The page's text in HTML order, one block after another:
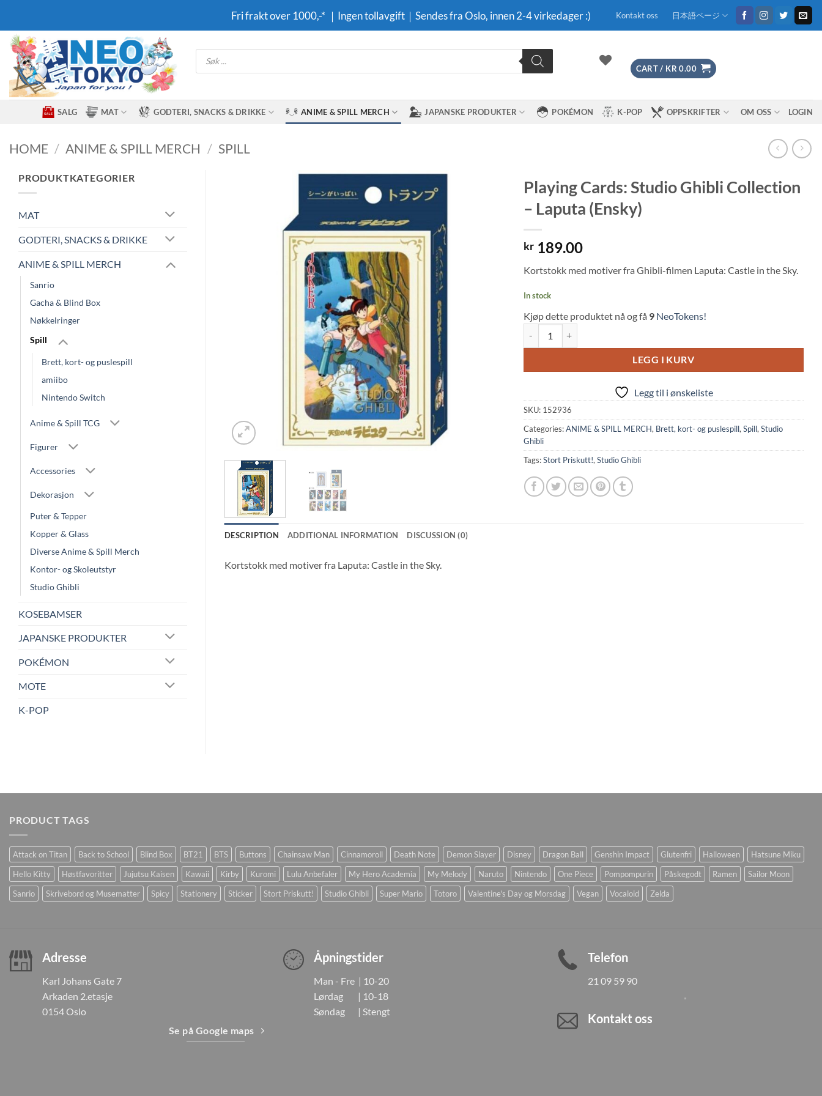
content
Fri frakt over 1000,-* ｜Ingen tollavgift｜Sendes fra Oslo, innen 2-4 virkedager :) Kontakt oss 日本語ページ
Products
search
CART / KR 0.00
SALG MAT GODTERI, SNACKS & DRIKKE ANIME & SPILL MERCH JAPANSKE PRODUKTER POKÉMON K-POP OPPSKRIFTER OM OSS LOGIN
HOME / ANIME & SPILL MERCH / SPILL
PRODUKTKATEGORIER
MAT
GODTERI, SNACKS & DRIKKE
ANIME & SPILL MERCH
Sanrio
Gacha & Blind Box
Nøkkelringer
Spill
Brett, kort- og puslespill
amiibo
Nintendo Switch
Anime & Spill TCG
Figurer
Accessories
Dekorasjon
Puter & Tepper
Kopper & Glass
Diverse Anime & Spill Merch
Kontor- og Skoleutstyr
Studio Ghibli
KOSEBAMSER
JAPANSKE PRODUKTER
POKÉMON
MOTE
K-POP
Playing Cards: Studio Ghibli Collection
– Laputa (Ensky)
kr189.00
Kortstokk med motiver fra Ghibli-filmen Laputa: Castle in the Sky.
In stock
Kjøp dette produktet nå og få 9NeoTokens!
LEGG I KURV
Legg til i ønskeliste
SKU: 152936
Categories:ANIME & SPILL MERCH, Brett, kort- og puslespill, Spill, Studio
Ghibli
Tags:Stort Priskutt!, Studio Ghibli
DESCRIPTION ADDITIONAL INFORMATION DISCUSSION (0)
Kortstokk med motiver fra Laputa: Castle in the Sky.
PRODUCT TAGS
Attack on Titan Back to School Blind Box BT21 BTS Buttons Chainsaw Man Cinnamoroll Death Note Demon Slayer Disney Dragon Ball Genshin Impact Glutenfri Halloween
Hatsune Miku
Hello Kitty
Høstfavoritter Jujutsu Kaisen Kawaii Kirby Kuromi Lulu Anbefaler My Hero Academia My Melody Naruto Nintendo One Piece Pompompurin Påskegodt Ramen
Sailor Moon
Sanrio
Skrivebord og Musematter Spicy Stationery Sticker Stort Priskutt! Studio Ghibli Super Mario Totoro Valentine's Day og Morsdag Vegan Vocaloid Zelda
Adresse
Karl Johans Gate 7
Arkaden 2.etasje
0154 Oslo
Se på Google maps
Åpningstider
Man - Fre | 10-20
Lørdag | 10-18
Søndag | Stengt
Telefon
21 09 59 90
Kontakt oss